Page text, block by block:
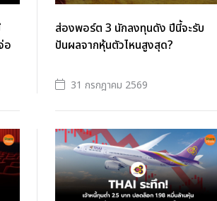
อ
ส่องพอร์ต 3 นักลงทุนดัง ปีนี้จะรับ
ปันผลจากหุ้นตัวไหนสูงสุด?
31 กรกฎาคม 2569